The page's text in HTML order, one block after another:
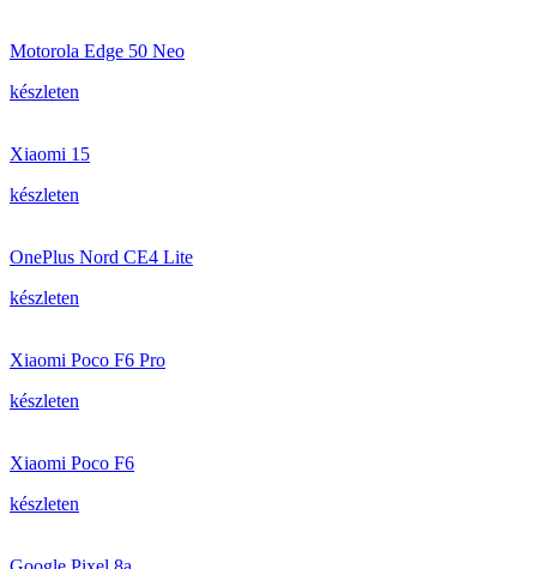
Motorola Edge 50 Neo
készleten
Xiaomi 15
készleten
OnePlus Nord CE4 Lite
készleten
Xiaomi Poco F6 Pro
készleten
Xiaomi Poco F6
készleten